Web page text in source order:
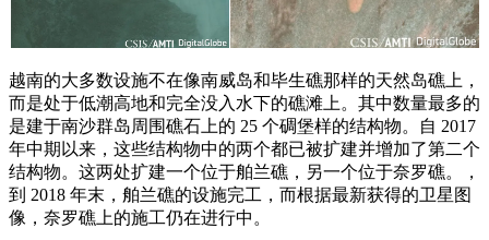
越南的大多数设施不在像南威岛和毕生礁那样的天然岛礁上，
而是处于低潮高地和完全没入水下的礁滩上。其中数量最多的
是建于南沙群岛周围礁石上的 25 个碉堡样的结构物。自 2017
年中期以来，这些结构物中的两个都已被扩建并增加了第二个
结构物。这两处扩建一个位于舶兰礁，另一个位于奈罗礁。，
到 2018 年末，舶兰礁的设施完工，而根据最新获得的卫星图
像，奈罗礁上的施工仍在进行中。